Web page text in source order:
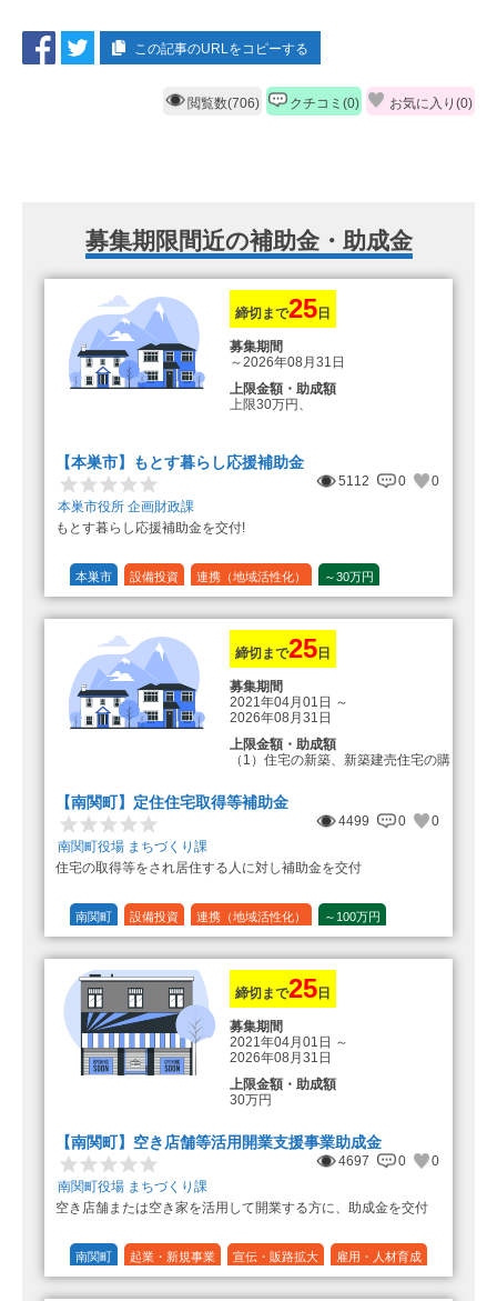
この記事のURLをコピーする
閲覧数(706) クチコミ(0) お気に入り(0)
募集期限間近の補助金・助成金
締切まで25 日
募集期間
～2026年08月31日
上限金額・助成額
上限30万円、
【本巣市】もとす暮らし応援補助金
5112 0
0
本巣市役所 企画財政課
もとす暮らし応援補助金を交付!
本巣市 設備投資 連携（地域活性化） ～30万円
締切まで25 日
募集期間
2021年04月01日 ～
2026年08月31日
上限金額・助成額
（1）住宅の新築、新築建売住宅の購
登録事業者利用の場合25万円加
算（50万円＋25万円加算＝75万円）
算（25万円＋25万円加算＝50万円）
（3）住宅リフォーム 経費の20％
の額（限度額50万円）
（最大で50万円＋25万円加算＝75万
【南関町】定住住宅取得等補助金
4499 0
0
南関町役場 まちづくり課
住宅の取得等をされ居住する人に対し補助金を交付
南関町 設備投資 連携（地域活性化） ～100万円
締切まで25 日
募集期間
2021年04月01日 ～
2026年08月31日
上限金額・助成額
30万円
【南関町】空き店舗等活用開業支援事業助成金
4697 0
0
南関町役場 まちづくり課
空き店舗または空き家を活用して開業する方に、助成金を交付
南関町 起業・新規事業 宣伝・販路拡大 雇用・人材育成